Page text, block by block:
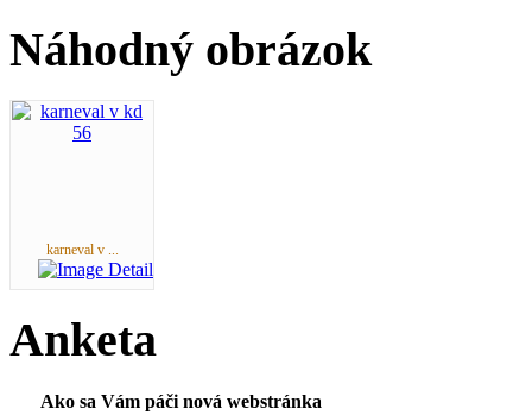
Náhodný obrázok
karneval v ...
Anketa
Ako sa Vám páči nová webstránka